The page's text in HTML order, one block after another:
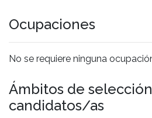
Ocupaciones
No se requiere ninguna
Ámbitos de
candidatos/as